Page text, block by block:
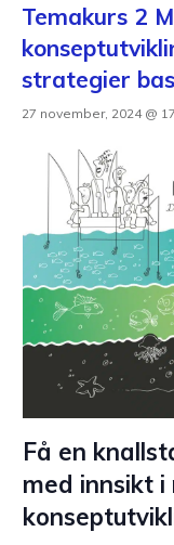
Temakurs 2
strategier
27 november, 2024 @
Få en
med innsikt